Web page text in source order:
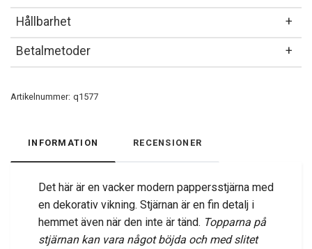
Hållbarhet
Betalmetoder
Artikelnummer: q1577
INFORMATION RECENSIONER
Det här är en vacker modern pappersstjärna med
en dekorativ vikning. Stjärnan är en fin detalj i
hemmet även när den inte är tänd. Topparna på
stjärnan kan vara något böjda och med slitet